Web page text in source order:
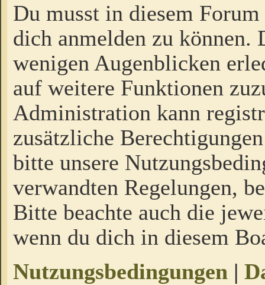
Du musst in diesem
dich anmelden zu
wenigen Augenblicken
auf weitere Funktionen
Administration kann
zusätzliche
bitte unsere
verwandten Regelungen,
Bitte beachte auch die
wenn du dich in diesem
Nutzungsbedingungen |